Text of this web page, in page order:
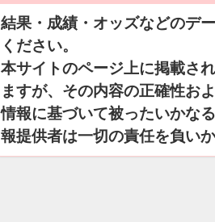
結果・成績・オッズなどのデ
ください。
本サイトのページ上に掲載さ
ますが、その内容の正確性お
情報に基づいて被ったいかな
報提供者は一切の責任を負いか